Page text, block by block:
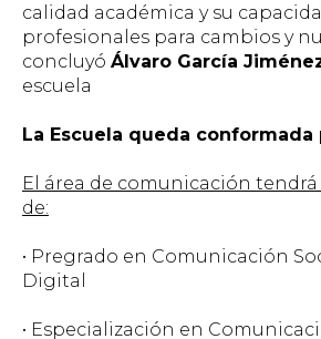
calidad académica y su
profesionales para cambios y
concluyó Álvaro García
escuela
La Escuela queda conformada
El área de comunicación
de:
• Pregrado en Comunicación
Digital
• Especialización en